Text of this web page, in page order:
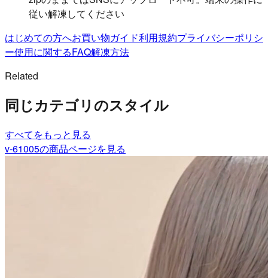
従い解凍してください
はじめての方へお買い物ガイド利用規約プライバシーポリシ
ー使用に関するFAQ解凍方法
Related
同じカテゴリのスタイル
すべてをもっと見る
v-61005の商品ページを見る